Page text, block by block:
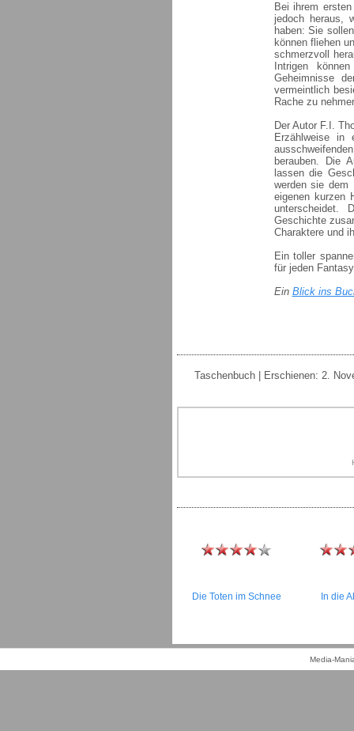
Bei ihrem
jedoch heraus,
haben: Sie
können fliehen
schmerzvoll
Intrigen
Geheimnisse
vermeintlich
Rache zu
Der Autor F.I.
Erzählweise
berauben. Die
lassen die
werden sie dem
eigenen kurzen
unterscheidet.
Geschichte
Charaktere und
Ein toller
für jeden
Ein Blick ins
Taschenbuch | Erschienen: 2.
Die Toten im Schnee In die
Media-